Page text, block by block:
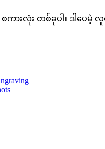
စကားလုံး တစ်ခုပါ။ ဒါ